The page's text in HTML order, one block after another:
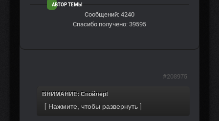
АВТОР ТЕМЫ
Сообщений: 4240
Спасибо получено: 39595
ВНИМАНИЕ: Спойлер!
#208975